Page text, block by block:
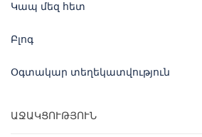
Կապ մեզ հետ
Բլոգ
Օգտակար տեղեկատվություն
ԱՋԱԿՑՈՒԹՅՈՒՆ